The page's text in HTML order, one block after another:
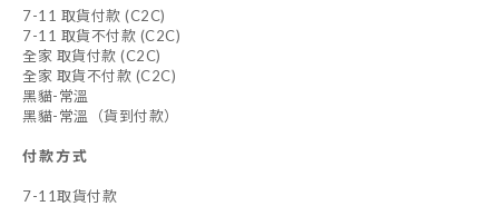
7-11 取貨付款 (C2C)
7-11 取貨不付款 (C2C)
全家 取貨付款 (C2C)
全家 取貨不付款 (C2C)
黑貓-常溫
黑貓-常溫（貨到付款）
付款方式
7-11取貨付款